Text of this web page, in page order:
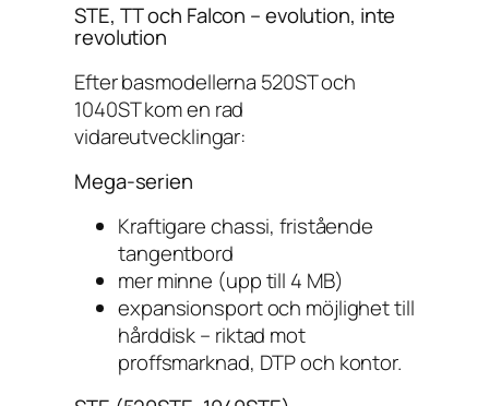
STE, TT och Falcon – evolution, inte
revolution
Efter basmodellerna 520ST och
1040ST kom en rad
vidareutvecklingar:
Mega-serien
Kraftigare chassi, fristående
tangentbord
mer minne (upp till 4 MB)
expansionsport och möjlighet till
hårddisk – riktad mot
proffsmarknad, DTP och kontor.